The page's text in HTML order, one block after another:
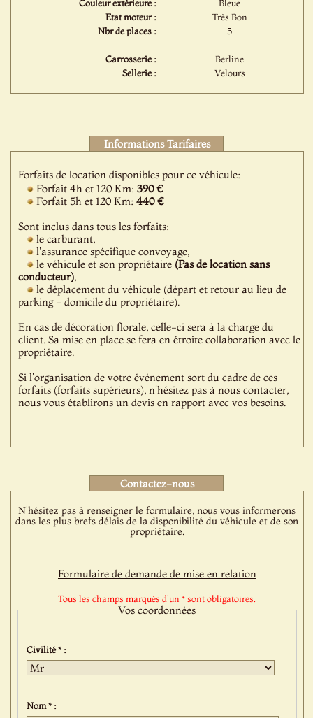
Couleur extérieure :
Bleue
Etat moteur :
Très Bon
Nbr de places :
5
Carrosserie :
Berline
Sellerie :
Velours
Informations Tarifaires
Forfaits de location disponibles pour ce véhicule:
Forfait 4h et 120 Km:390 €
Forfait 5h et 120 Km:440 €
Sont inclus dans tous les forfaits:
le carburant,
l'assurance spécifique convoyage,
le véhicule et son propriétaire (Pas de location sans
conducteur),
le déplacement du véhicule (départ et retour au lieu de
parking - domicile du propriétaire).
En cas de décoration florale, celle-ci sera à la charge du
client. Sa mise en place se fera en étroite collaboration avec le
propriétaire.
Si l'organisation de votre événement sort du cadre de ces
forfaits (forfaits supérieurs), n'hésitez pas à nous contacter,
nous vous établirons un devis en rapport avec vos besoins.
Contactez-nous
N'hésitez pas à renseigner le formulaire, nous vous informerons
dans les plus brefs délais de la disponibilité du véhicule et de son
propriétaire.
Formulaire de demande de mise en relation
Tous les champs marqués d'un * sont obligatoires.
Vos coordonnées
Civilité * :
Nom * :